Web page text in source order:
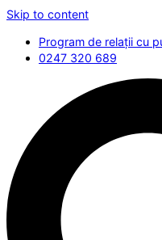
Skip to content
Program de relații cu
0247 320 689